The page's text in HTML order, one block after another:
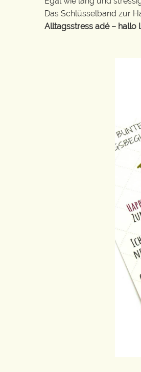
Das Schlüsselband zur
Alltagsstress adé – hallo